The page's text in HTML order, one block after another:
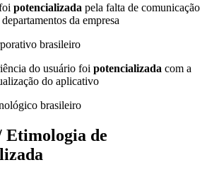
potencializada pela falta de comunicação
da empresa
brasileiro
do usuário foi potencializada com a
do aplicativo
brasileiro
Etimologia de